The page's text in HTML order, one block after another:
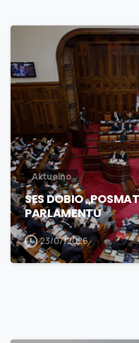
Aktuelno
SES DOBIO
PARLAMENTU
23/07/2026